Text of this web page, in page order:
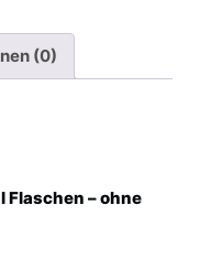
(0)
– ohne